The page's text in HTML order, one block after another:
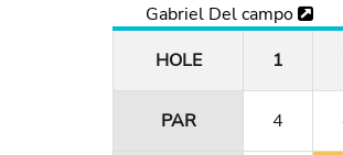
Gabriel Del campo
HOLE
1
PAR 4